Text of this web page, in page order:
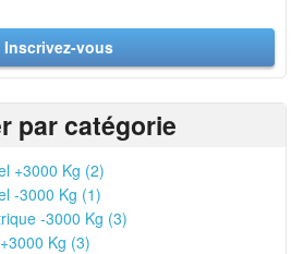
Inscrivez-vous
par catégorie
+3000 Kg (2)
-3000 Kg (1)
-3000 Kg (3)
Kg (3)